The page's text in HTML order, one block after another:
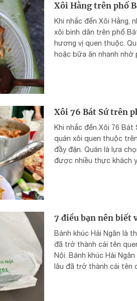
Xôi Hằng trên phố
Khi nhắc đến Xôi Hằng,
xôi bình dân trên phố
hương vị quen thuộc.
hoặc bữa ăn nhanh nhờ
Xôi 76 Bát Sứ trên
Khi nhắc đến Xôi 76
quán xôi quen thuộc
đầy đặn. Quán là lựa
được nhiều thực khách
7 điều bạn nên biết
Bánh khúc Hải Ngân là
đã trở thành cái tên
Nội. Bánh khúc Hải
lâu đã trở thành cái tên